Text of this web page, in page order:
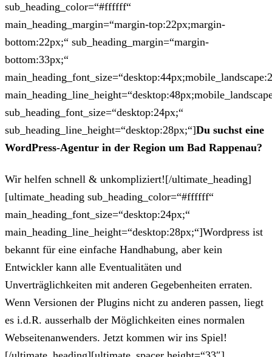
sub_heading_color=“#ffffff“
main_heading_margin=“margin-top:22px;margin-
bottom:22px;“ sub_heading_margin=“margin-
bottom:33px;“
sub_heading_font_size=“desktop:24px;“
sub_heading_line_height=“desktop:28px;“]Du suchst eine
WordPress-Agentur in der Region um Bad Rappenau?
Wir helfen schnell & unkompliziert![/ultimate_heading]
[ultimate_heading sub_heading_color=“#ffffff“
main_heading_font_size=“desktop:24px;“
main_heading_line_height=“desktop:28px;“]Wordpress ist
bekannt für eine einfache Handhabung, aber kein
Entwickler kann alle Eventualitäten und
Unverträglichkeiten mit anderen Gegebenheiten erraten.
Wenn Versionen der Plugins nicht zu anderen passen, liegt
es i.d.R. ausserhalb der Möglichkeiten eines normalen
Webseitenanwenders. Jetzt kommen wir ins Spiel!